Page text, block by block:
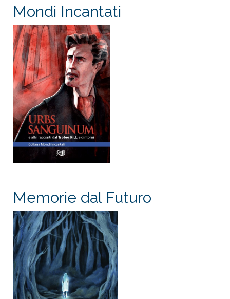
Mondi Incantati
Memorie dal Futuro